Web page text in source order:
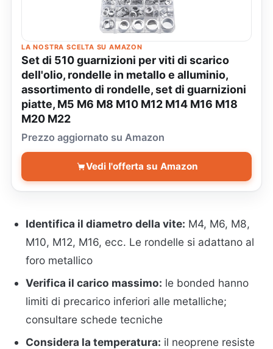
LA NOSTRA SCELTA SU AMAZON
Set di 510 guarnizioni per viti di scarico
dell'olio, rondelle in metallo e alluminio,
assortimento di rondelle, set di guarnizioni
piatte, M5 M6 M8 M10 M12 M14 M16 M18
M20 M22
Prezzo aggiornato su Amazon
Vedi l'offerta su Amazon
Identifica il diametro della vite: M4, M6, M8,
M10, M12, M16, ecc. Le rondelle si adattano al
foro metallico
Verifica il carico massimo: le bonded hanno
limiti di precarico inferiori alle metalliche;
consultare schede tecniche
Considera la temperatura: il neoprene resiste